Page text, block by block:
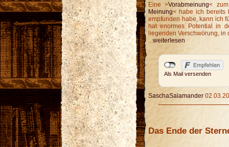
Eine >Vorabmeinung<
Meinung< habe ich bereits
empfunden habe, kann ich
hat enormes Potential in
liegenden Verschwörung, in
...weiterlesen
Als Mail versenden
SaschaSalamander
Das Ende der